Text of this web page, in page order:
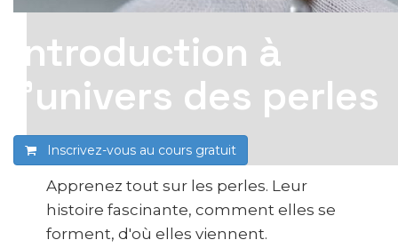
Introduction à
l’univers des perles
Inscrivez-vous au cours gratuit
Apprenez tout sur les perles. Leur
histoire fascinante, comment elles se
forment, d'où elles viennent.